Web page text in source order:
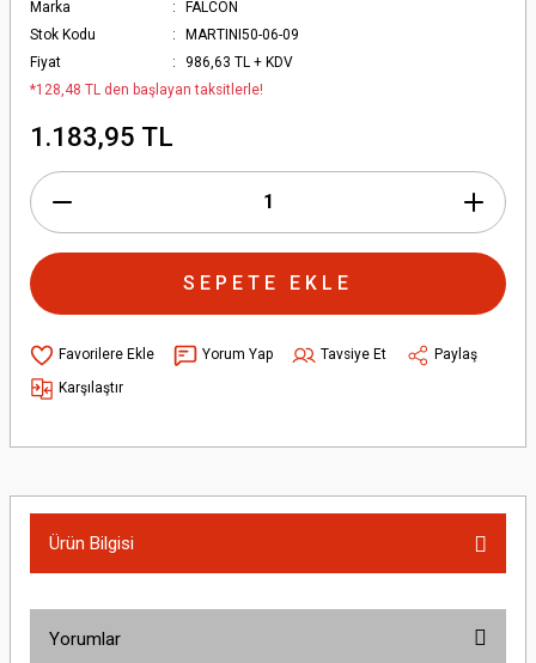
Marka
FALCON
Stok Kodu
MARTINI50-06-09
Fiyat
986,63 TL + KDV
*128,48 TL den başlayan taksitlerle!
1.183,95 TL
SEPETE EKLE
Yorum Yap Tavsiye Et
Paylaş
Karşılaştır
Ürün Bilgisi
Yorumlar